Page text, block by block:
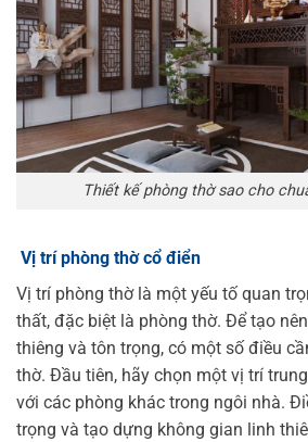
Thiết kế phòng thờ sao cho
Vị trí phòng thờ cổ điển
Vị trí phòng thờ là một yếu tố quan
thất, đặc biệt là phòng thờ. Để tạo
thiêng và tôn trọng, có một số điều
thờ. Đầu tiên, hãy chọn một vị trí
với các phòng khác trong ngôi nhà.
trọng và tạo dựng không gian linh